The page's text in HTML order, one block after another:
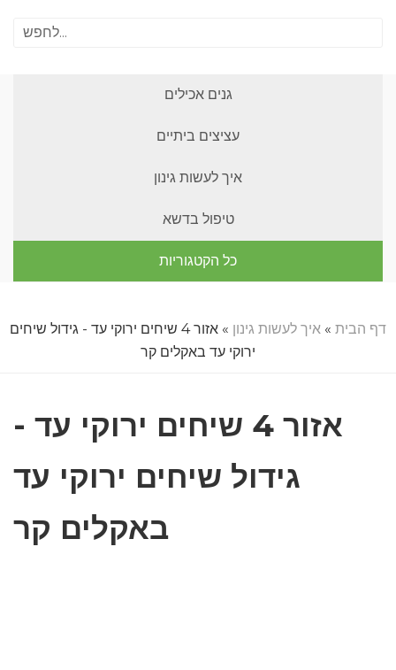
גנים אכילים
עציצים ביתיים
איך לעשות גינון
טיפול בדשא
כל הקטגוריות
דף הבית » איך לעשות גינון
» אזור 4 שיחים ירוקי עד - גידול שיחים
ירוקי עד באקלים קר
אזור 4 שיחים ירוקי עד -
גידול שיחים ירוקי עד
באקלים קר